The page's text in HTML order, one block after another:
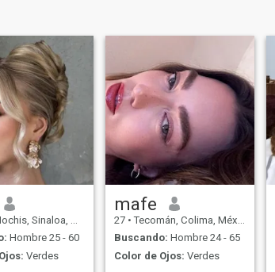
Sinaloa, México
Hombre 25 - 60
Verdes
mafe
27 • Tecomán, Colima, México
Buscando: Hombre 24 - 65
Color de Ojos: Verdes